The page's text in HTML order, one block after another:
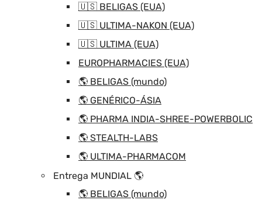
🇺🇸 BELIGAS (EUA)
🇺🇸 ULTIMA-NAKON (EUA)
🇺🇸 ULTIMA (EUA)
EUROPHARMACIES (EUA)
🌎 BELIGAS (mundo)
🌎 GENÉRICO-ÁSIA
🌎 PHARMA INDIA-SHREE-POWERBOLIC
🌎 STEALTH-LABS
🌎 ULTIMA-PHARMACOM
Entrega MUNDIAL 🌎
🌎 BELIGAS (mundo)